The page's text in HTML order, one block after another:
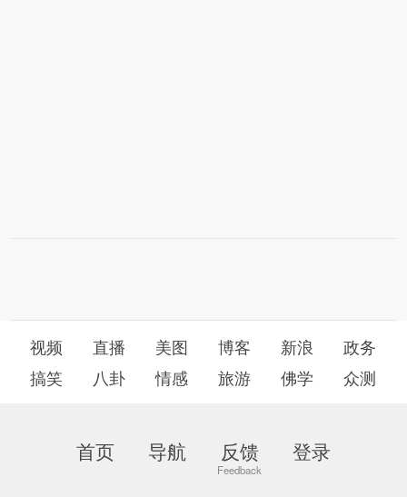
视频 直播 美图 博客 新浪
政务
搞笑
八卦 情感 旅游 佛学 众测
首页 导航 反馈 登录